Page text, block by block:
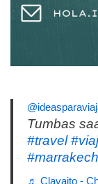
Tumbas
#travel
#marrakech
♬ Clavaito -